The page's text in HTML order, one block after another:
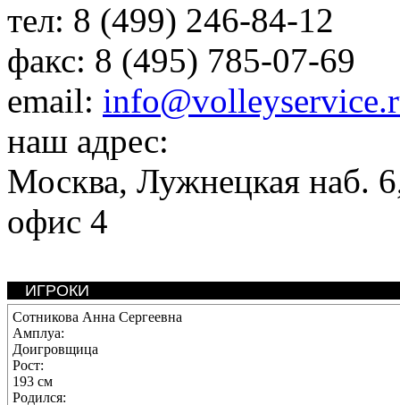
тел: 8 (499) 246-84-12
факс: 8 (495) 785-07-69
email:
наш адрес:
Москва, Лужнецкая наб.
офис 4
ИГРОКИ
Сотникова Анна Сергеевна
Амплуа:
Доигровщица
Рост:
193 см
Родился: